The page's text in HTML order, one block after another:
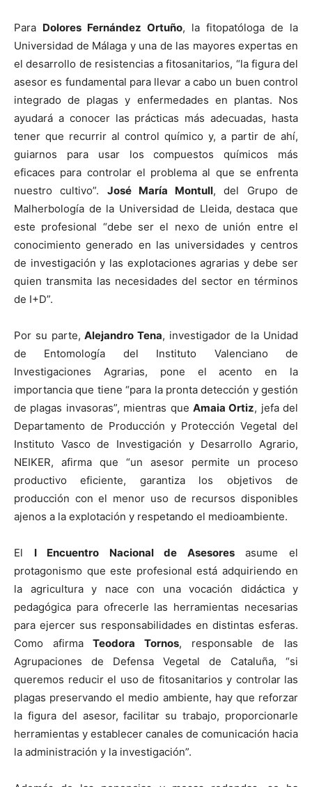
Para Dolores Fernández Ortuño, la fitopatóloga de la
Universidad de Málaga y una de las mayores expertas en
el desarrollo de resistencias a fitosanitarios, “la figura del
asesor es fundamental para llevar a cabo un buen control
integrado de plagas y enfermedades en plantas. Nos
ayudará a conocer las prácticas más adecuadas, hasta
tener que recurrir al control químico y, a partir de ahí,
guiarnos para usar los compuestos químicos más
eficaces para controlar el problema al que se enfrenta
nuestro cultivo”. José María Montull, del Grupo de
Malherbología de la Universidad de Lleida, destaca que
este profesional “debe ser el nexo de unión entre el
conocimiento generado en las universidades y centros
de investigación y las explotaciones agrarias y debe ser
quien transmita las necesidades del sector en términos
de I+D”.
Por su parte,Alejandro Tena, investigador de la Unidad
de Entomología del Instituto Valenciano de
Investigaciones Agrarias, pone el acento en la
importancia que tiene “para la pronta detección y gestión
de plagas invasoras”, mientras que Amaia Ortiz, jefa del
Departamento de Producción y Protección Vegetal del
Instituto Vasco de Investigación y Desarrollo Agrario,
NEIKER, afirma que “un asesor permite un proceso
productivo eficiente, garantiza los objetivos de
producción con el menor uso de recursos disponibles
ajenos a la explotación y respetando el medioambiente.
El I Encuentro Nacional de Asesoresasume el
protagonismo que este profesional está adquiriendo en
la agricultura y nace con una vocación didáctica y
pedagógica para ofrecerle las herramientas necesarias
para ejercer sus responsabilidades en distintas esferas.
Como afirmaTeodora Tornos, responsable de las
Agrupaciones de Defensa Vegetal de Cataluña, “si
queremos reducir el uso de fitosanitarios y controlar las
plagas preservando el medio ambiente, hay que reforzar
la figura del asesor, facilitar su trabajo, proporcionarle
herramientas y establecer canales de comunicación hacia
la administración y la investigación”.